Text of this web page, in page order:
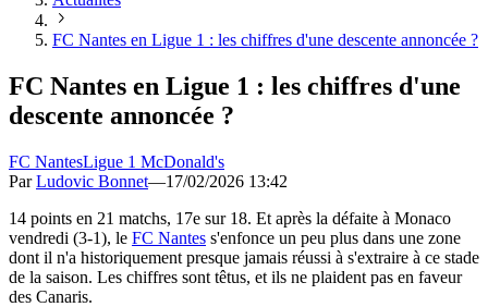
FC Nantes en Ligue 1 : les chiffres d'une descente annoncée ?
FC Nantes en Ligue 1 : les chiffres d'une
descente annoncée ?
FC NantesLigue 1 McDonald's
ParLudovic Bonnet—17/02/2026 13:42
14 points en 21 matchs, 17e sur 18. Et après la défaite à Monaco
vendredi (3-1), le FC Nantes s'enfonce un peu plus dans une zone
dont il n'a historiquement presque jamais réussi à s'extraire à ce stade
de la saison. Les chiffres sont têtus, et ils ne plaident pas en faveur
des Canaris.